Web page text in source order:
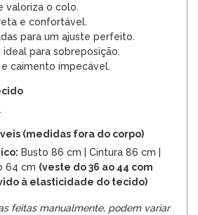
valoriza o colo.
e confortável.
para um ajuste perfeito.
ideal para sobreposição.
caimento impecável.
(medidas fora do corpo)
Busto 86 cm | Cintura 86 cm |
64 cm (veste do 36 ao 44 com
à elasticidade do tecido)
feitas manualmente, podem variar